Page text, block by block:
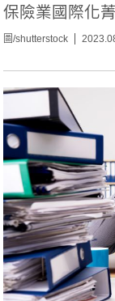
保險業國際化
圖/shutterstock